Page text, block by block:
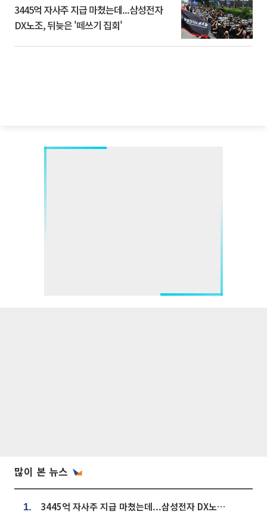
3445억 자사주 지급 마쳤는데...삼성전자
DX노조, 뒤늦은 '떼쓰기 집회'
많이 본 뉴스
1. 3445억 자사주 지급 마쳤는데...삼성전자 DX노조, 뒤늦은 '떼쓰기 집회'